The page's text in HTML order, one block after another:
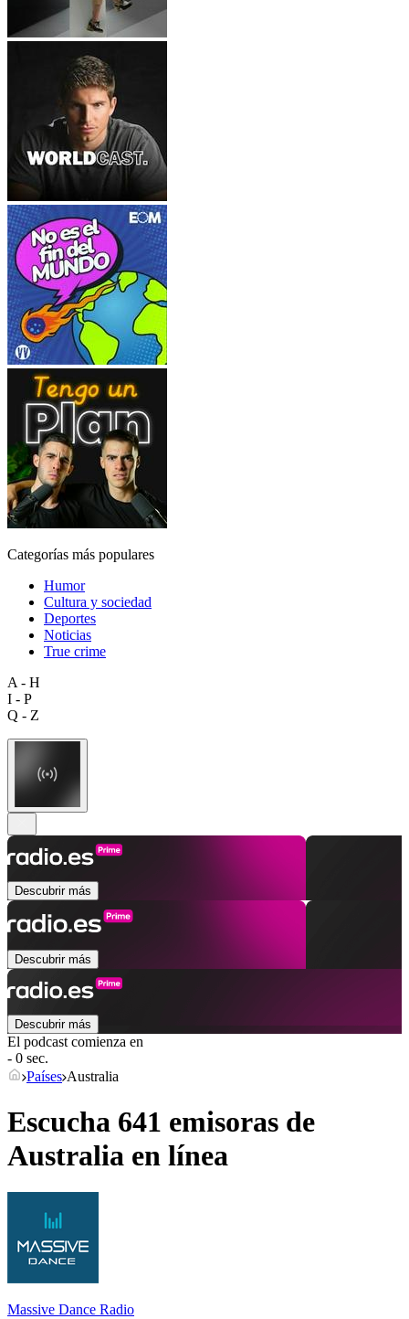
Categorías más populares
Humor
Cultura y sociedad
Deportes
Noticias
True crime
A - H
I - P
Q - Z
Descubrir más
Descubrir más
Descubrir más
El podcast comienza en
- 0 sec.
Países Australia
Escucha 641 emisoras de
Australia en línea
Massive Dance Radio